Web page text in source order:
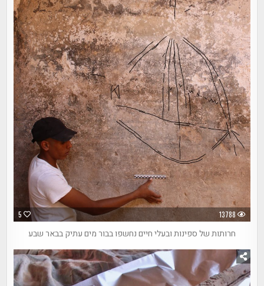
5 13788
חרותות של ספינות ובעלי חיים נחשפו בבור מים עתיק בבאר שבע